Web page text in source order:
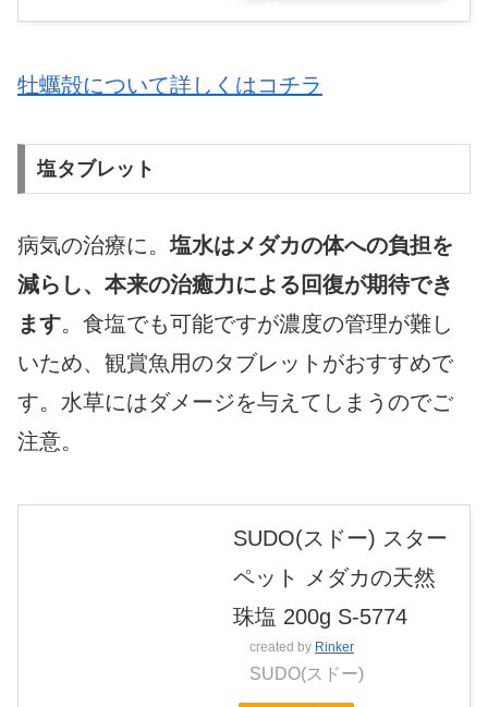
牡蠣殻について詳しくはコチラ
塩タブレット
病気の治療に。塩水はメダカの体への負担を
減らし、本来の治癒力による回復が期待でき
ます。食塩でも可能ですが濃度の管理が難し
いため、観賞魚用のタブレットがおすすめで
す。水草にはダメージを与えてしまうのでご
注意。
SUDO(スドー) スター
ペット メダカの天然
珠塩 200g S-5774
created by Rinker
SUDO(スドー)